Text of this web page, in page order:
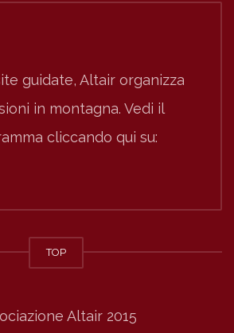
guidate, Altair organizza
in montagna. Vedi il
cliccando qui su:
TOP
Altair 2015